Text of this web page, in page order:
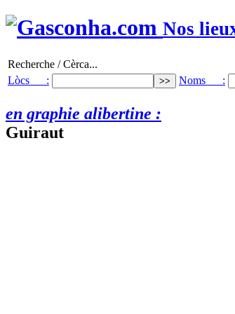
Nos
Recherche / Cèrca...
Lòcs :
Noms :
en graphie alibertine :
Guiraut